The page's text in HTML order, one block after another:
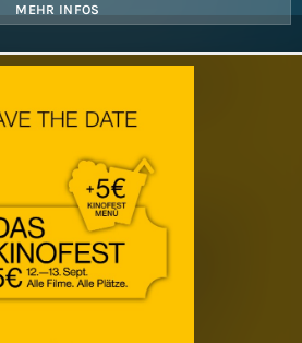
MEHR INFOS